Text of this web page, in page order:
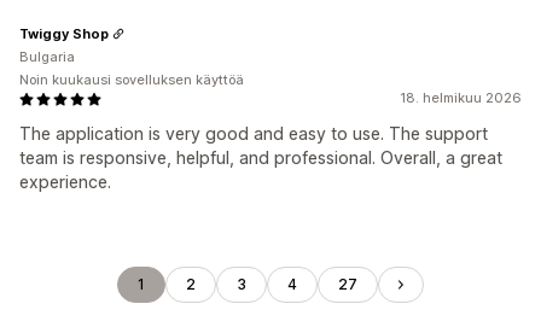
18. helmikuu 2026
The application is very good and easy to use. The support
team is responsive, helpful, and professional. Overall, a great
experience.
Twiggy Shop
Bulgaria
Noin kuukausi sovelluksen käyttöä
1 2 3 4 27